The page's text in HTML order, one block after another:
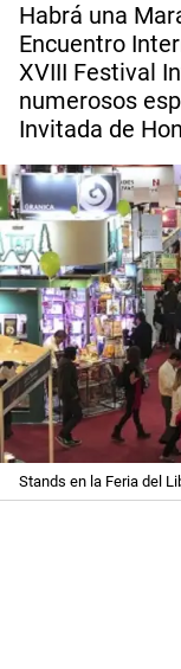
Habrá una
Encuentro
XVIII Festival
numerosos
Invitada de
Stands en la Feria del